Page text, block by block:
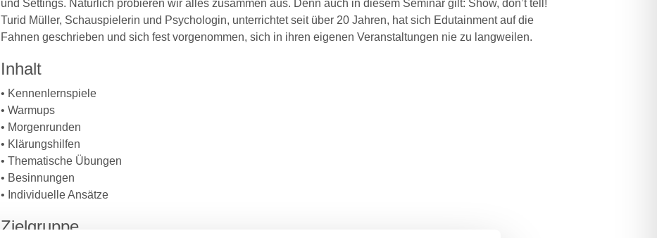
und Settings. Natürlich probieren wir alles zusammen aus. Denn auch in diesem Seminar gilt: Show, don’t tell!
Turid Müller, Schauspielerin und Psychologin, unterrichtet seit über 20 Jahren, hat sich Edutainment auf die
Fahnen geschrieben und sich fest vorgenommen, sich in ihren eigenen Veranstaltungen nie zu langweilen.
Inhalt
• Kennenlernspiele
• Warmups
• Morgenrunden
• Klärungshilfen
• Thematische Übungen
• Besinnungen
• Individuelle Ansätze
Zielgruppe